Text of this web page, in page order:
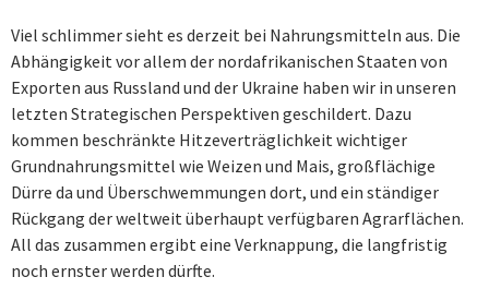
Viel schlimmer sieht es derzeit bei Nahrungsmitteln aus. Die
Abhängigkeit vor allem der nordafrikanischen Staaten von
Exporten aus Russland und der Ukraine haben wir in unseren
letzten Strategischen Perspektiven geschildert. Dazu
kommen beschränkte Hitzeverträglichkeit wichtiger
Grundnahrungsmittel wie Weizen und Mais, großflächige
Dürre da und Überschwemmungen dort, und ein ständiger
Rückgang der weltweit überhaupt verfügbaren Agrarflächen.
All das zusammen ergibt eine Verknappung, die langfristig
noch ernster werden dürfte.